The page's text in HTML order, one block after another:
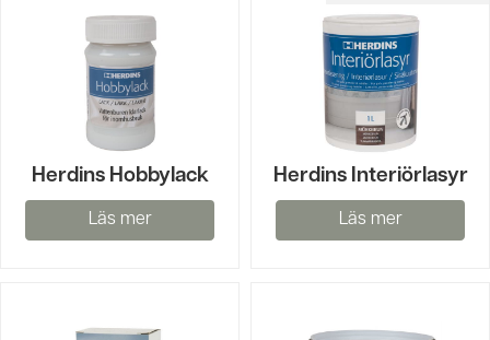
Herdins Hobbylack
Läs mer
Herdins Interiörlasyr
Läs mer